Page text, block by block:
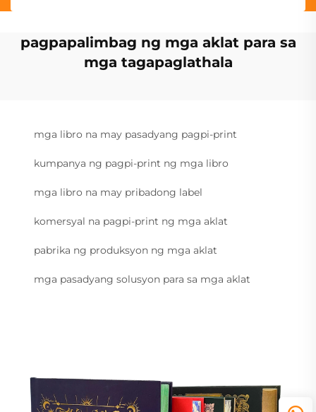
pagpapalimbag ng mga aklat para sa
mga tagapaglathala
mga libro na may pasadyang pagpi-print
kumpanya ng pagpi-print ng mga libro
mga libro na may pribadong label
komersyal na pagpi-print ng mga aklat
pabrika ng produksyon ng mga aklat
mga pasadyang solusyon para sa mga aklat